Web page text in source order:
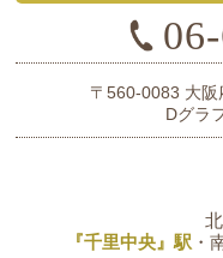
〒560-0083 大阪
Dグラ
『千里中央』駅 ・